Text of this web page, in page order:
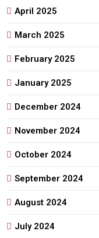
April 2025
March 2025
February 2025
January 2025
December 2024
November 2024
October 2024
September 2024
August 2024
July 2024